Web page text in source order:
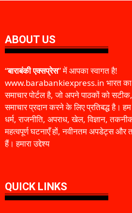
ABOUT US
“बाराबंकी एक्सप्रेस” में आपका स्वागत है!
www.barabankiexpress.in भारत का
समाचार पोर्टल है, जो अपने पाठकों को
समाचार प्रदान करने के लिए प्रतिबद्ध है।
धर्म, राजनीति, अपराध, खेल, विज्ञान,
महत्वपूर्ण घटनाएँ हों, नवीनतम अपडेट्स और
हैं। हमारा उद्देश्य
QUICK LINKS